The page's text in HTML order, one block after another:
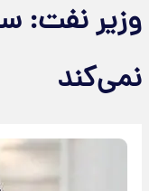
وزیر نفت:
نمی‌کند